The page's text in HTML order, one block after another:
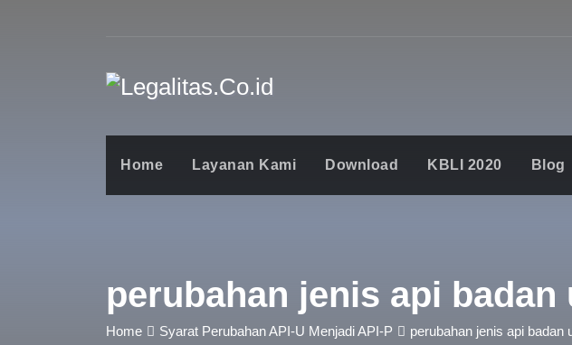
Home Layanan Kami Download KBLI 2020 Blog
perubahan jenis api badan
Home Syarat Perubahan API-U Menjadi API-P perubahan jenis api badan